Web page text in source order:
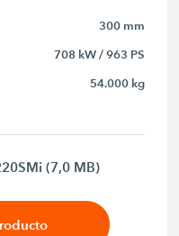
300 mm
708 kW / 963 PS
54.000 kg
(7,0 MB)